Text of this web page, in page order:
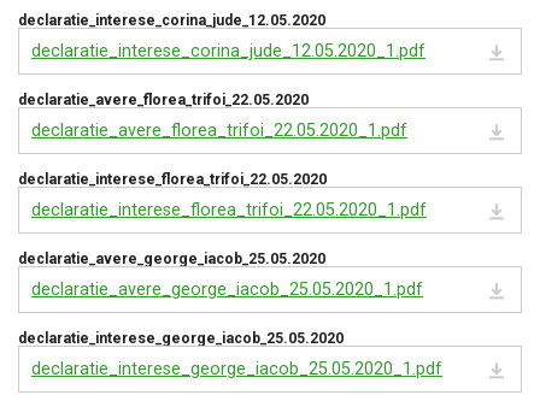
declaratie_interese_corina_jude_12.05.2020
declaratie_interese_corina_jude_12.05.2020_1.pdf
declaratie_avere_florea_trifoi_22.05.2020
declaratie_avere_florea_trifoi_22.05.2020_1.pdf
declaratie_interese_florea_trifoi_22.05.2020
declaratie_interese_florea_trifoi_22.05.2020_1.pdf
declaratie_avere_george_iacob_25.05.2020
declaratie_avere_george_iacob_25.05.2020_1.pdf
declaratie_interese_george_iacob_25.05.2020
declaratie_interese_george_iacob_25.05.2020_1.pdf